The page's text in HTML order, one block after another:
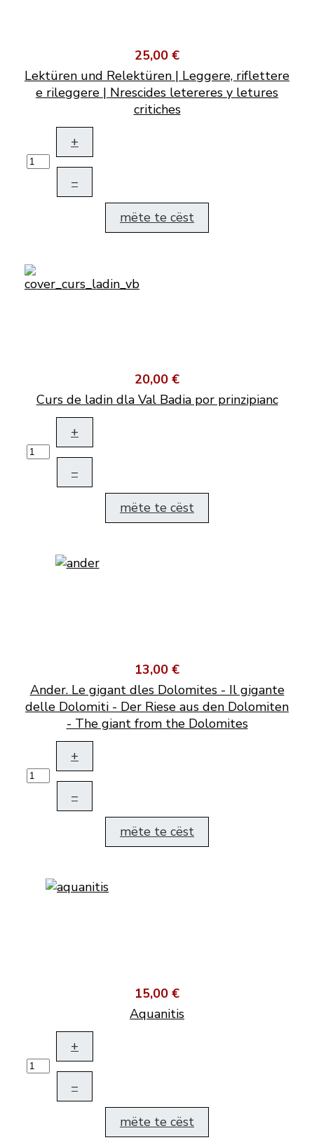
25,00 €
Lektüren und Relektüren | Leggere, riflettere
e rileggere | Nrescides letereres y letures
critiches
+
–
mëte te cëst
20,00 €
Curs de ladin dla Val Badia por prinzipianc
+
–
mëte te cëst
13,00 €
Ander. Le gigant dles Dolomites - Il gigante
delle Dolomiti - Der Riese aus den Dolomiten
- The giant from the Dolomites
+
–
mëte te cëst
15,00 €
Aquanitis
+
–
mëte te cëst